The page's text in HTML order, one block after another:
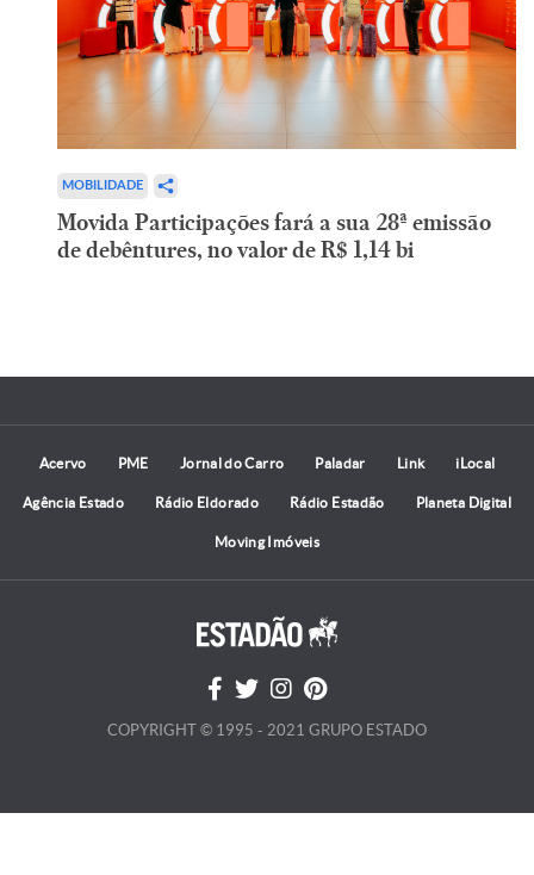
MOBILIDADE
Movida Participações fará a sua 28ª emissão
de debêntures, no valor de R$ 1,14 bi
Acervo PME Jornal do Carro Paladar Link iLocal
Agência Estado Rádio Eldorado Rádio Estadão Planeta Digital
Moving Imóveis
COPYRIGHT © 1995 - 2021 GRUPO ESTADO